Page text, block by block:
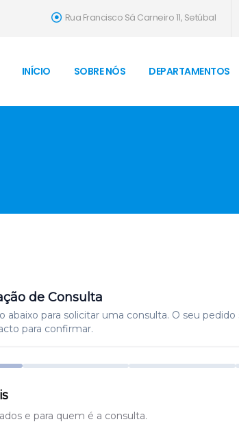
Rua Francisco Sá Carneiro 11, Setúbal
INÍCIO SOBRE NÓS DEPARTAMENTOS